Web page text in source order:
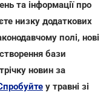
та інформації про
низку додаткових
полі, нові
бази
новин за
у травні зі